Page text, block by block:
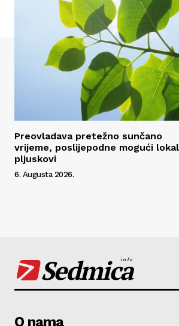
Preovladava pretežno sunčano
vrijeme, poslijepodne mogući
pljuskovi
6. Augusta 2026.
Sedmica
info
O nama